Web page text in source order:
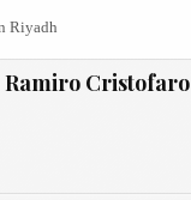
Riyadh
Ramiro Cristofaro